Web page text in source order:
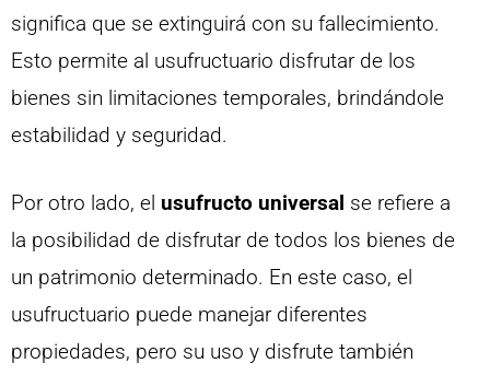
significa que se extinguirá con su fallecimiento.
Esto permite al usufructuario disfrutar de los
bienes sin limitaciones temporales, brindándole
estabilidad y seguridad.
Por otro lado, el usufructo universal se refiere a
la posibilidad de disfrutar de todos los bienes de
un patrimonio determinado. En este caso, el
usufructuario puede manejar diferentes
propiedades, pero su uso y disfrute también